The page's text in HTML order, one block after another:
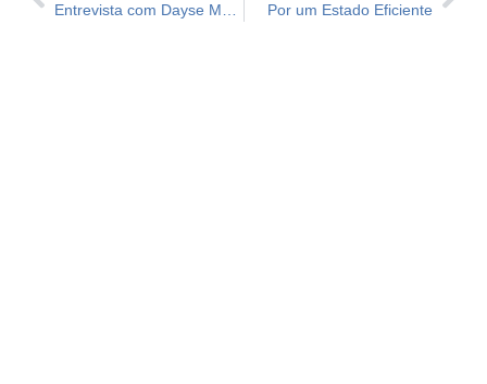
Por um Estado Eficiente